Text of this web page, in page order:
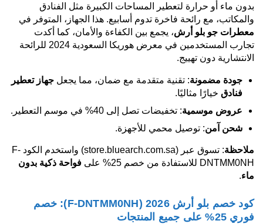
بدون ماء أو حرارة لتعطير المساحات الكبيرة مثل الفنادق
والمكاتب، مع رائحة فاخرة تدوم أسابيع. هذا الجهاز، المتوفر في
معطرات جو بلو أرش، يجمع بين الكفاءة والأمان، كما أكدت
تجارب المستخدمين في معرض هوريكا السعودية 2024 للرائحة
الانتشارية دون تهييج.
جودة مضمونة: تقنية متقدمة مع ضمان، مما يجعل جهاز تعطير
فنادق خيارًا مثاليًا.
عروض موسمية: تخفيضات تصل إلى 40% في موسم التعطير.
شحن آمن: توصيل محمي للأجهزة.
ملاحظة
: تسوق عبر (store.bluearch.com.sa) واستخدم الكود F-
DNTMM0NH للاستفادة من خصم 25% على
فواحة ذكية بدون
ماء.
كود خصم بلو أرش 2026 (F-DNTMM0NH): خصم
فوري 25% على جميع المنتجات